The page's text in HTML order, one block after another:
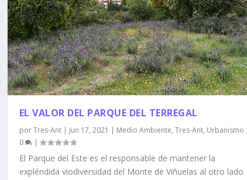
EL VALOR DEL PARQUE DEL TERREGAL
porTres-Ant| Jun 17, 2021 | Medio Ambiente, Tres-Ant, Urbanismo
0
|
El Parque del Este es el responsable de mantener la
expléndida viodiversidad del Monte de Viñuelas al otro lado